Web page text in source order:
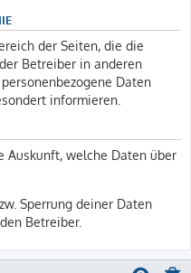
der Seiten, die die
Betreiber in anderen
Daten
informieren.
welche Daten über
Sperrung deiner Daten
Betreiber.